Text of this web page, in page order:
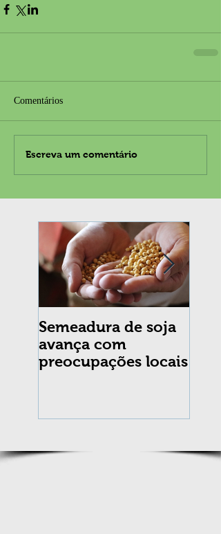
Semeadura de soja
avança com
preocupações locais
Comentários
Escreva um comentário